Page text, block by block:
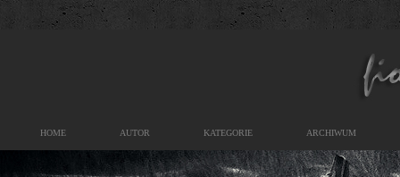
HOME AUTOR KATEGORIE ARCHIWUM